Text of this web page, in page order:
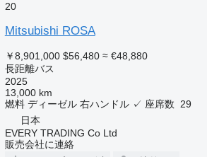
20
Mitsubishi ROSA
￥8,901,000 $56,480 ≈ €48,880
長距離バス
2025
13,000 km
燃料 ディーゼル 右ハンドル ✓ 座席数
29
日本
EVERY TRADING Co Ltd
販売会社に連絡